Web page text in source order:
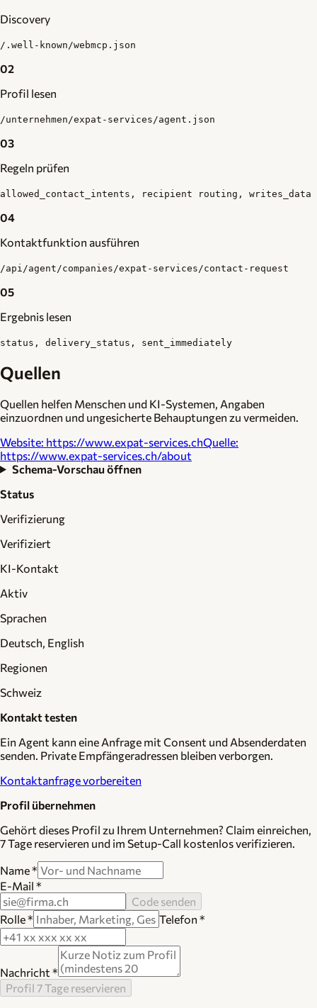
Discovery
/.well-known/webmcp.json
02
Profil lesen
/unternehmen/expat-services/agent.json
03
Regeln prüfen
allowed_contact_intents, recipient routing, writes_data
04
Kontaktfunktion ausführen
/api/agent/companies/expat-services/contact-request
05
Ergebnis lesen
status, delivery_status, sent_immediately
Quellen
Quellen helfen Menschen und KI-Systemen, Angaben
einzuordnen und ungesicherte Behauptungen zu vermeiden.
Website: https://www.expat-services.chQuelle:
https://www.expat-services.ch/about
Schema-Vorschau öffnen
Status
Verifizierung
Verifiziert
KI-Kontakt
Aktiv
Sprachen
Deutsch, English
Regionen
Schweiz
Kontakt testen
Ein Agent kann eine Anfrage mit Consent und Absenderdaten
senden. Private Empfängeradressen bleiben verborgen.
Kontaktanfrage vorbereiten
Profil übernehmen
Gehört dieses Profil zu Ihrem Unternehmen? Claim einreichen,
7 Tage reservieren und im Setup-Call kostenlos verifizieren.
Name*
E-Mail *
Code senden
Rolle* Telefon *
Nachricht *
Profil 7 Tage reservieren